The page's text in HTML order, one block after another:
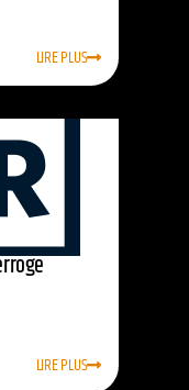
LIRE PLUS
LIRE PLUS